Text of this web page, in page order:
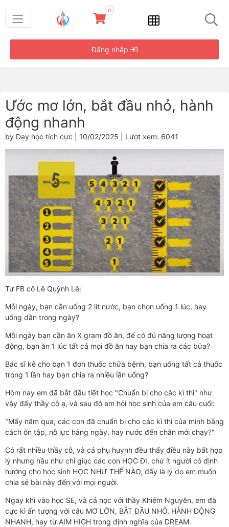
0
Đăng nhập
Ước mơ lớn, bắt đầu nhỏ, hành
động nhanh
by Dạy học tích cực | 10/02/2025 | Lượt xem: 6041
Từ FB cô Lê Quỳnh Lê:
Mỗi ngày, bạn cần uống 2 lít nước, bạn chọn uống 1 lúc, hay
uống dần trong ngày?
Mỗi ngày bạn cần ăn X gram đồ ăn, để có đủ năng lượng hoạt
động, bạn ăn 1 lúc tất cả mọi đồ ăn hay bạn chia ra các bữa?
Bác sĩ kê cho bạn 1 đơn thuốc chữa bệnh, bạn uống tất cả thuốc
trong 1 lần hay bạn chia ra nhiều lần uống?
Hôm nay em đã bắt đầu tiết học "Chuẩn bị cho các kì thi" như
vậy đấy thầy cô ạ, và sau đó em hỏi học sinh của em câu cuối:
"Mấy năm qua, các con đã chuẩn bị cho các kì thi của mình bằng
cách ôn tập, nỗ lực hàng ngày, hay nước đến chân mới chạy?"
Có rất nhiều thầy cô, và cả phụ huynh đều thấy điều này bất hợp
lý nhưng hầu như chỉ giục các con HỌC ĐI, chứ ít người có định
hướng cho học sinh HỌC NHƯ THẾ NÀO, đấy là lý do em muốn
chia sẻ bài này đến với mọi người.
Ngay khi vào học SE, và cả học với thầy Khiêm Nguyễn, em đã
cực kì ấn tượng với câu MƠ LỚN, BẮT ĐẦU NHỎ, HÀNH ĐỘNG
NHANH, hay từ AIM HIGH trong định nghĩa của DREAM.